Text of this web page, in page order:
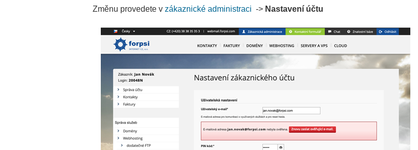
Změnu provedete v zákaznické administraci -> Nastavení účtu